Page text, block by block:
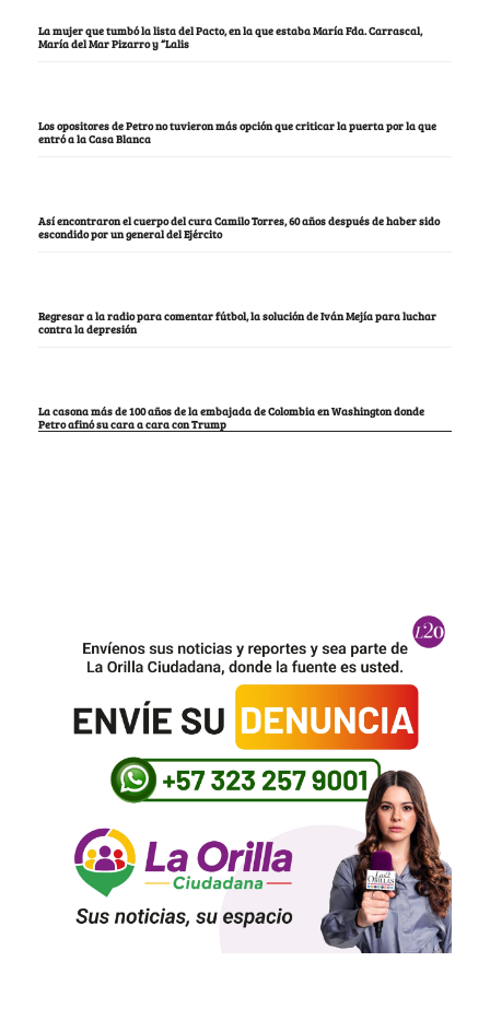
La mujer que tumbó la lista del Pacto, en la que estaba María Fda. Carrascal,
María del Mar Pizarro y “Lalis
Los opositores de Petro no tuvieron más opción que criticar la puerta por la que
entró a la Casa Blanca
Así encontraron el cuerpo del cura Camilo Torres, 60 años después de haber sido
escondido por un general del Ejército
Regresar a la radio para comentar fútbol, la solución de Iván Mejía para luchar
contra la depresión
La casona más de 100 años de la embajada de Colombia en Washington donde
Petro afinó su cara a cara con Trump